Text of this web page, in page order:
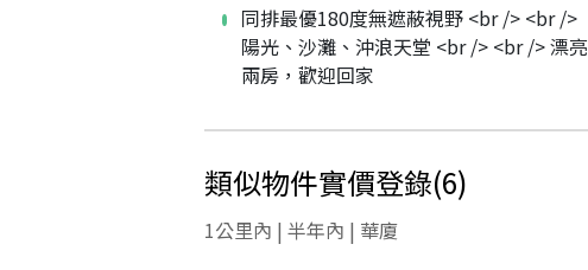
同排最優180度無遮蔽視野 <br /> <br />
陽光、沙灘、沖浪天堂 <br /> <br /> 漂亮
兩房，歡迎回家
類似物件實價登錄(6)
1公里內 | 半年內 | 華廈